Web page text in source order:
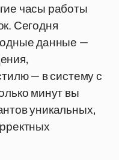
часы работы
Сегодня
данные —
— в систему с
минут вы
уникальных,